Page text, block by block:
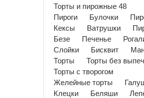
Торты и пирожные 48
Пироги
Булочки
Кексы
Ватрушки
Безе
Печенье
Слойки
Бисквит
Торты
Торты без
Торты с творогом
Желейные торты
Клецки
Беляши